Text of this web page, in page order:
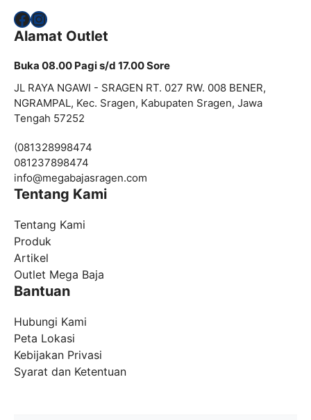
Facebook
Instagram
Alamat Outlet
Buka 08.00 Pagi s/d 17.00 Sore
JL RAYA NGAWI - SRAGEN RT. 027 RW. 008 BENER,
NGRAMPAL, Kec. Sragen, Kabupaten Sragen, Jawa
Tengah 57252
(081328998474
081237898474
info@megabajasragen.com
Tentang Kami
Tentang Kami
Produk
Artikel
Outlet Mega Baja
Bantuan
Hubungi Kami
Peta Lokasi
Kebijakan Privasi
Syarat dan Ketentuan